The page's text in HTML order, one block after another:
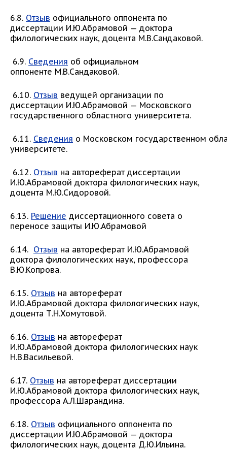
6.8. Отзыв официального оппонента по
диссертации И.Ю.Абрамовой — доктора
филологических наук, доцента М.В.Сандаковой.
6.9. Сведения об официальном
оппоненте М.В.Сандаковой.
6.10. Отзыв ведущей организации по
диссертации И.Ю.Абрамовой — Московского
государственного областного университета.
6.11. Сведения о Московском государственном
университете.
6.12. Отзыв на автореферат диссертации
И.Ю.Абрамовой доктора филологических наук,
доцента М.Ю.Сидоровой.
6.13. Решение диссертационного совета о
переносе защиты И.Ю.Абрамовой
6.14. Отзыв на автореферат И.Ю.Абрамовой
доктора филологических наук, профессора
В.Ю.Копрова.
6.15. Отзыв на автореферат
И.Ю.Абрамовой доктора филологических наук,
доцента Т.Н.Хомутовой.
6.16. Отзыв на автореферат
И.Ю.Абрамовой доктора филологических наук
Н.В.Васильевой.
6.17. Отзыв на автореферат диссертации
И.Ю.Абрамовой доктора филологических наук,
профессора А.Л.Шарандина.
6.18. Отзыв официального оппонента по
диссертации И.Ю.Абрамовой — доктора
филологических наук, доцента Д.Ю.Ильина.